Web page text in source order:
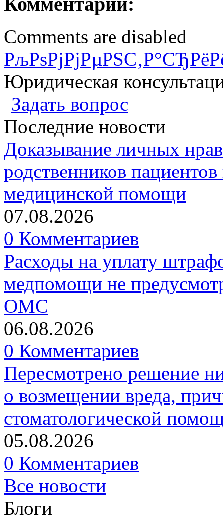
Comments are disabled
Юридическая
Задать вопрос
Последние новости
Доказывание личных
родственников
медицинской помощи
07.08.2026
0 Комментариев
Расходы на уплату
медпомощи не
ОМС
06.08.2026
0 Комментариев
Пересмотрено решение
о возмещении вреда,
стоматологической
05.08.2026
0 Комментариев
Все новости
Блоги